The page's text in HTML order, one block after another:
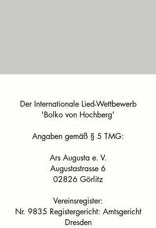
Der Internationale Lied-Wettbewerb
'Bolko von Hochberg'
Angaben gemäß § 5 TMG:
Ars Augusta e. V.
Augustastrasse 6
02826 Görlitz
Vereinsregister:
Nr. 9835 Registergericht: Amtsgericht
Dresden